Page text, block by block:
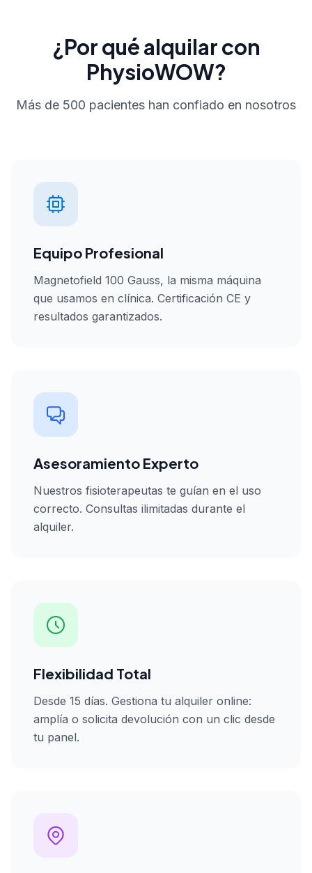
¿Por qué alquilar con
PhysioWOW?
Más de 500 pacientes han confiado en nosotros
Equipo Profesional
Magnetofield 100 Gauss, la misma máquina
que usamos en clínica. Certificación CE y
resultados garantizados.
Asesoramiento Experto
Nuestros fisioterapeutas te guían en el uso
correcto. Consultas ilimitadas durante el
alquiler.
Flexibilidad Total
Desde 15 días. Gestiona tu alquiler online:
amplía o solicita devolución con un clic desde
tu panel.